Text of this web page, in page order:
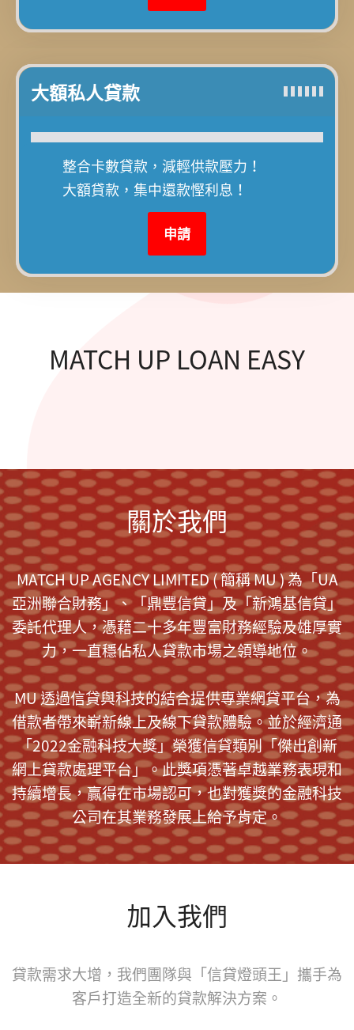
大額私人貸款
整合卡數貸款，減輕供款壓力！
大額貸款，集中還款慳利息！
申請
大額私人貸款
整合卡數貸款，減輕供款壓力！
大額貸款，集中還款慳利息！
申請
MATCH UP LOAN EASY
關於我們
MATCH UP AGENCY LIMITED ( 簡稱 MU ) 為「UA
亞洲聯合財務」、「鼎豐信貸」及「新鴻基信貸」
委託代理人，憑藉二十多年豐富財務經驗及雄厚實
力，一直穩佔私人貸款市場之領導地位。
MU 透過信貸與科技的結合提供專業網貸平台，為
借款者帶來嶄新線上及線下貸款體驗。並於經濟通
「2022金融科技大獎」榮獲信貸類別「傑出創新
網上貸款處理平台」。此獎項憑著卓越業務表現和
持續增長，贏得在市場認可，也對獲獎的金融科技
公司在其業務發展上給予肯定。
加入我們
貸款需求大增，我們團隊與「信貸燈頭王」攜手為
客戶打造全新的貸款解決方案。